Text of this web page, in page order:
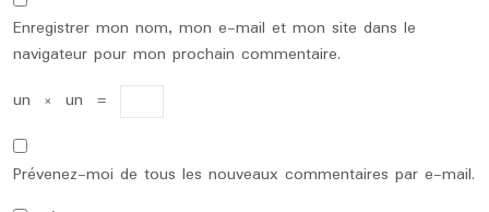
Enregistrer mon nom, mon e-mail et mon site dans le
navigateur pour mon prochain commentaire.
un × un =
Prévenez-moi de tous les nouveaux commentaires par e-mail.